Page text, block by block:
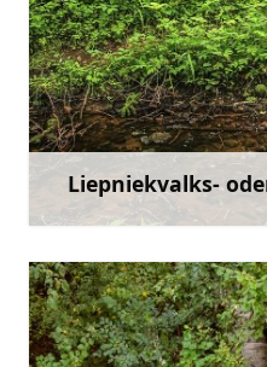
Liepniekvalks-
Gehen Sie mit